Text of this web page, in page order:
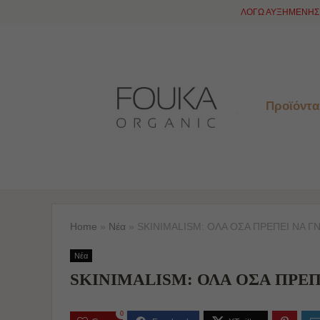
ΛΟΓΩ ΑΥΞΗΜΕΝΗΣ
Προϊόντα
Home » Νέα » SKINIMALISM: ΟΛΑ ΟΣΑ ΠΡΕΠΕΙ ΝΑ
Νέα
SKINIMALISM: ΟΛΑ ΟΣΑ
0